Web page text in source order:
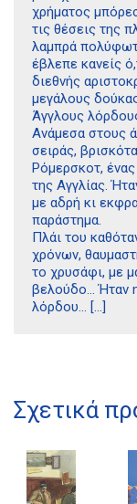
χρήματος
τις θέσεις της
λαμπρά
έβλεπε κανείς
διεθνής
μεγάλους
Άγγλους
Ανάμεσα στους
σειράς,
Ρόμερσκοτ,
της Αγγλίας.
με αδρή κι
παράστημα.
Πλάι του
χρόνων,
το χρυσάφι, με
βελούδο… Ήταν
λόρδου… […]
Σχετικά